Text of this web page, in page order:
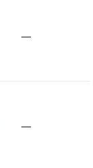
—
—